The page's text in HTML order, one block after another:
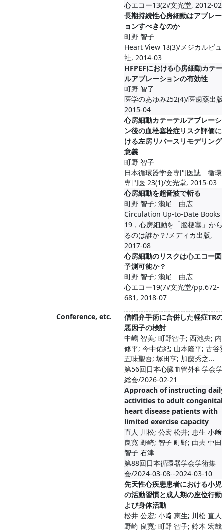
心エコー13(2)/文光堂, 2012-02
長期持続性心房細動はアブレ
ョンすべきなのか
町野 智子
Heart View 18(3)/メジカルビ
社, 2014-03
HFPEFにおける心房細動カテ
ルアブレーションの有効性
町野 智子
医学のあゆみ252(4)/医歯薬出
2015-04
心房細動カテーテルアブレー
ン後の血栓塞栓症リスク評価
ける左房リバースリモデリン
意義
町野 智子
日本循環器学会専門医誌 循
専門医 23(1)/文光堂, 2015-03
心房細動を超音波で斬る
町野 智子; 瀬尾 由広
Circulation Up-to-Date Books
19，心房細動を「脳梗塞」か
るのは誰か？/メディカ出版,
2017-08
心房細動のリスクは心エコー
予測可能か？
町野 智子; 瀬尾 由広
心エコー19(7)/文光堂/pp.672-
681, 2018-07
Conference, etc.
僧帽弁手術に合併した軽症TR
悪因子の検討
中嶋 智美; 町野智子; 西池央;
修平; 今中佑紀; 山本隆平; 古谷
五味聖吾; 塚田亨; 加藤秀之...
第56回日本心臓血管外科学会
総会/2026-02-21
Approach of instructing
activities to adult congenital
heart disease patients with
limited exercise capacity
直人 川松; 公宏 松井; 恵生 小
良寛 野崎; 智子 町野; 由夫 中
智子 石津
第88回日本循環器学会学術集
会/2024-03-08--2024-03-10
先天性心疾患患者における小
の活動習慣と成人期の座位行
よび身体活動
松井 公宏; 小﨑 恵生; 川松 直
野崎 良寛; 町野 智子; 鈴木 宏